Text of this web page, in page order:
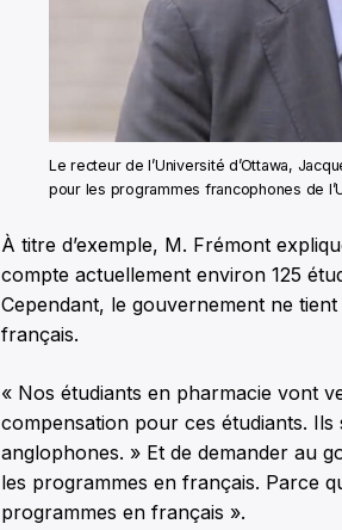
Le recteur de l’Université d’Ottawa,
pour les programmes francophones de
À titre d’exemple, M. Frémont
compte actuellement environ 125
Cependant, le gouvernement ne
français.
« Nos étudiants en pharmacie vont
compensation pour ces étudiants. Ils
anglophones. » Et de demander au
les programmes en français. Parce
programmes en français ».